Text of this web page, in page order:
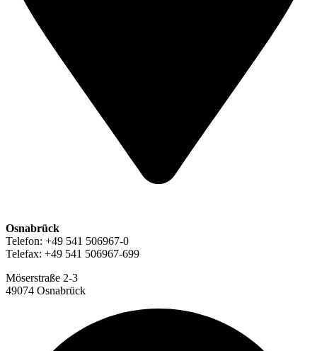
Osnabrück
Telefon: +49 541 506967-0
Telefax: +49 541 506967-699
Möserstraße 2-3
49074 Osnabrück